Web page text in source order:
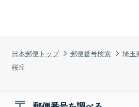
日本郵便トップ 郵便番号検索 埼玉
桜丘